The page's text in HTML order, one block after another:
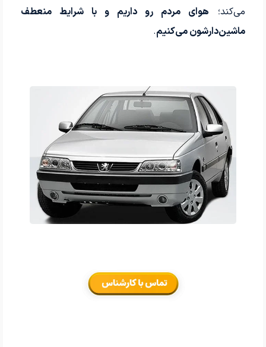
می‌کند؛ هوای مردم رو داریم و با شرایط منعطف
ماشین‌دارشون می‌کنیم.